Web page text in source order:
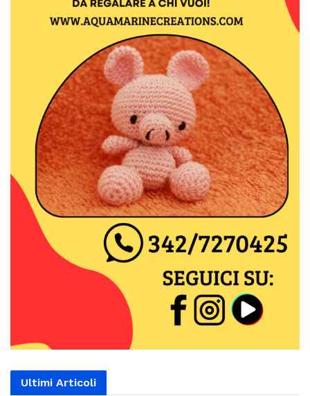
Ultimi Articoli